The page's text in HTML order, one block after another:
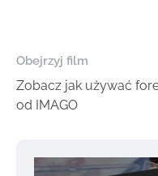
Obejrzyj film
Zobacz jak używać
od IMAGO